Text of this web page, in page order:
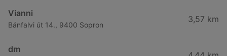
Vianni
Bánfalvi út 14., 9400 Sopron
3,57 km
dm